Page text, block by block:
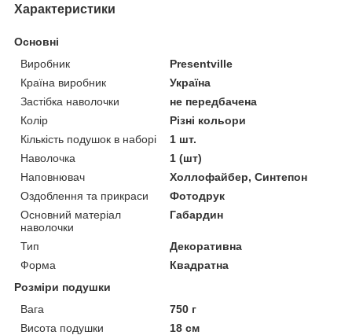
Характеристики
Основні
Виробник
Presentville
Країна виробник
Україна
Застібка наволочки
не передбачена
Колір
Різні кольори
Кількість подушок в наборі
1 шт.
Наволочка
1 (шт)
Наповнювач
Холлофайбер, Синтепон
Оздоблення та прикраси
Фотодрук
Основний матеріал
наволочки
Габардин
Тип
Декоративна
Форма
Квадратна
Розміри подушки
Вага
750 г
Висота подушки
18 см